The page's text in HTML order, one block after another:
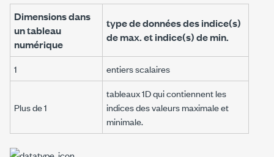
Dimensions dans
untableau
numérique
type de données desindice(s)
de max.etindice(s) de min.
1 entiers scalaires
Plus de 1
tableaux 1D qui contiennent les
indices des valeurs maximale et
minimale.